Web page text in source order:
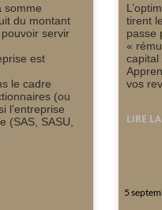
somme
du montant
servir
est
le cadre
(ou
l’entreprise
(SAS, SASU,
tirent
passe
«
capital
vos
LIRE
5